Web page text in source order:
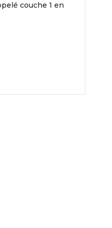
couche 1 en